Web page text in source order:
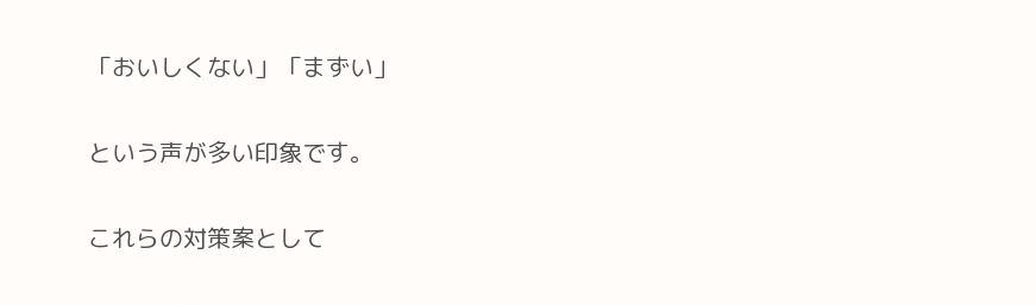
「おいしくない」「まずい」
という声が多い印象です。
これらの対策案として